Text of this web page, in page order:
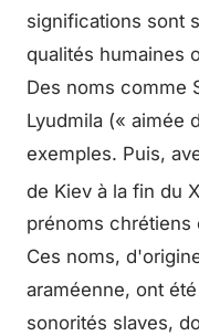
significations sont
qualités humaines
Des noms comme
Lyudmila (« aimée
exemples. Puis,
de Kiev à la fin du X
prénoms chrétiens
Ces noms,
araméenne, ont
sonorités slaves,